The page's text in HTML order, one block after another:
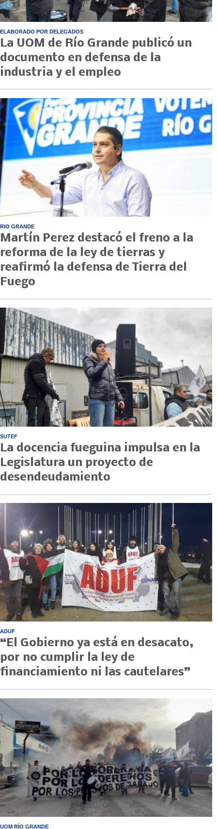
ELABORADO POR DELEGADOS
La UOM de Río Grande publicó un
documento en defensa de la
industria y el empleo
RIO GRANDE
Martín Perez destacó el freno a la
reforma de la ley de tierras y
reafirmó la defensa de Tierra del
Fuego
SUTEF
La docencia fueguina impulsa en la
Legislatura un proyecto de
desendeudamiento
ADUF
“El Gobierno ya está en desacato,
por no cumplir la ley de
financiamiento ni las cautelares”
UOM RÍO GRANDE